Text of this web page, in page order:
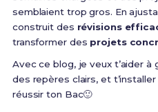
semblaient trop gros. En
construit des révisions
transformer des projets
Avec ce blog, je veux t’aider
des repères clairs, et t’installer
réussir ton Bac🙂